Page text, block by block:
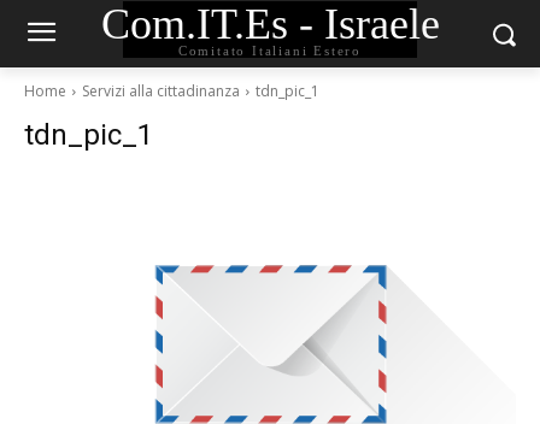
Com.IT.Es - Israele
Comitato Italiani Estero
Home Servizi alla cittadinanza tdn_pic_1
tdn_pic_1